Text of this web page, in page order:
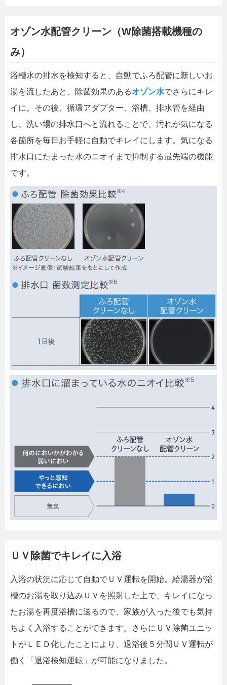
オゾン水配管クリーン（W除菌搭載機種の
み）
浴槽水の排水を検知すると、自動でふろ配管に新しいお
湯を流したあと、除菌効果のあるオゾン水でさらにキレ
イに。その後、循環アダプター、浴槽、排水管を経由
し、洗い場の排水口へと流れることで、汚れが気になる
各箇所を毎日お手軽に自動でキレイにします。気になる
排水口にたまった水のニオイまで抑制する最先端の機能
です。
ＵＶ除菌でキレイに入浴
入浴の状況に応じて自動でＵＶ運転を開始。給湯器が浴
槽のお湯を取り込みＵＶを照射した上で、キレイになっ
たお湯を再度浴槽に送るので、家族が入った後でも気持
ちよく入浴することができます。さらにＵＶ除菌ユニッ
トがＬＥＤ化したことにより、退浴後５分間ＵＶ運転が
働く「退浴検知運転」が可能になりました。